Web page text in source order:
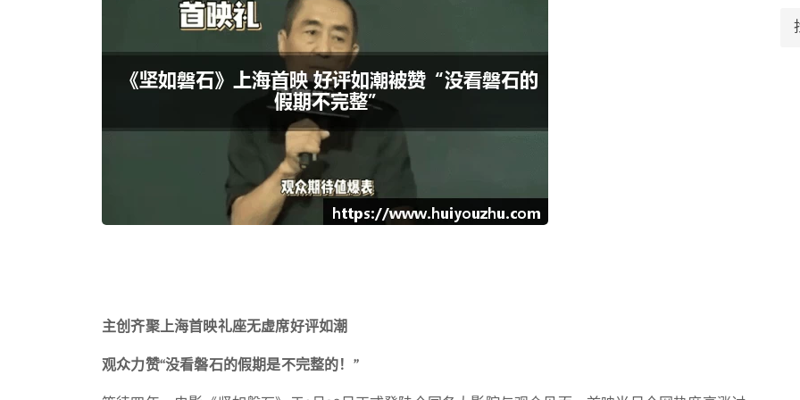
主创齐聚上海首映礼座无虚席好评如潮
观众力赞“没看磐石的假期是不完整的！”